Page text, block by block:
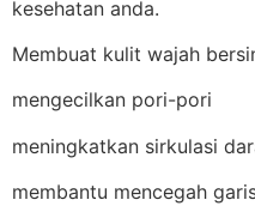
kesehatan anda.
Membuat kulit wajah
mengecilkan pori-pori
meningkatkan sirkulasi
membantu mencegah